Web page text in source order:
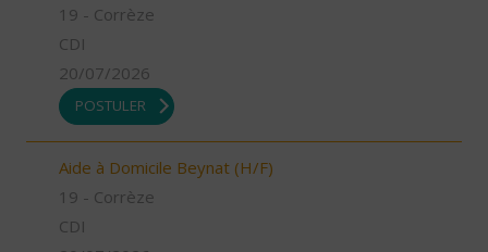
19 - Corrèze
CDI
20/07/2026
POSTULER
Aide à Domicile Beynat (H/F)
19 - Corrèze
CDI